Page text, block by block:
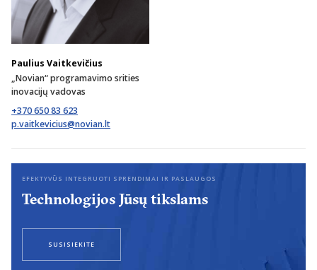
Paulius Vaitkevičius
„Novian“ programavimo srities
inovacijų vadovas
+370 650 83 623
EFEKTYVŪS INTEGRUOTI SPRENDIMAI IR PASLAUGOS
Technologijos Jūsų tikslams
SUSISIEKITE